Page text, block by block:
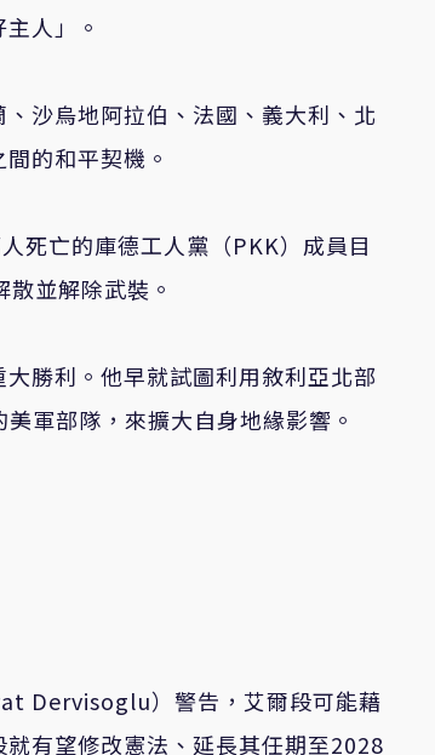
人」。
沙烏地阿拉伯、法國、義大利、北
的和平契機。
死亡的庫德工人黨（PKK）成員目
並解除武裝。
勝利。他早就試圖利用敘利亞北部
軍部隊，來擴大自身地緣影響。
Dervisoglu）警告，艾爾段可能藉
有望修改憲法、延長其任期至2028